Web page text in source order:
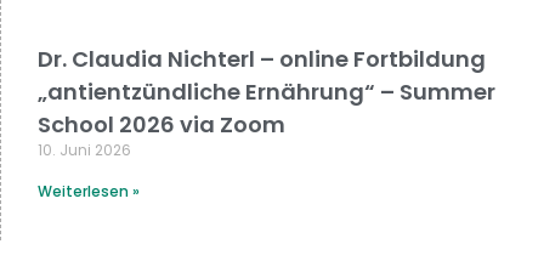
Dr. Claudia Nichterl – online Fortbildung
„antientzündliche Ernährung“ – Summer
School 2026 via Zoom
10. Juni 2026
Weiterlesen »